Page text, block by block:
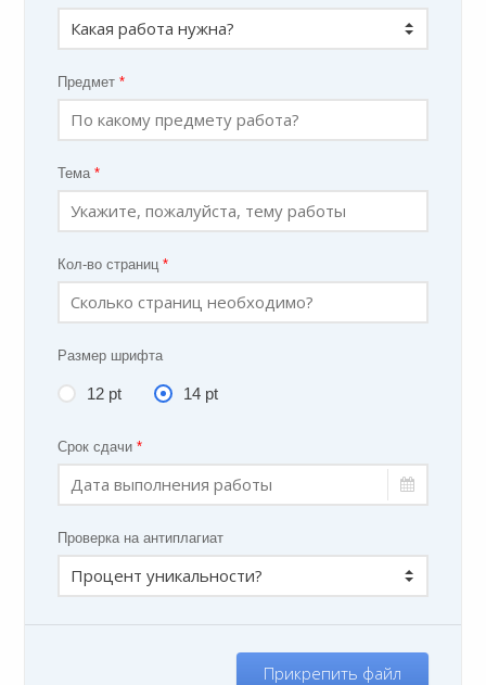
Предмет*
Тема*
Кол-во страниц*
Размер шрифта
12 pt 14 pt
Срок сдачи*
Проверка на антиплагиат
Прикрепить файл